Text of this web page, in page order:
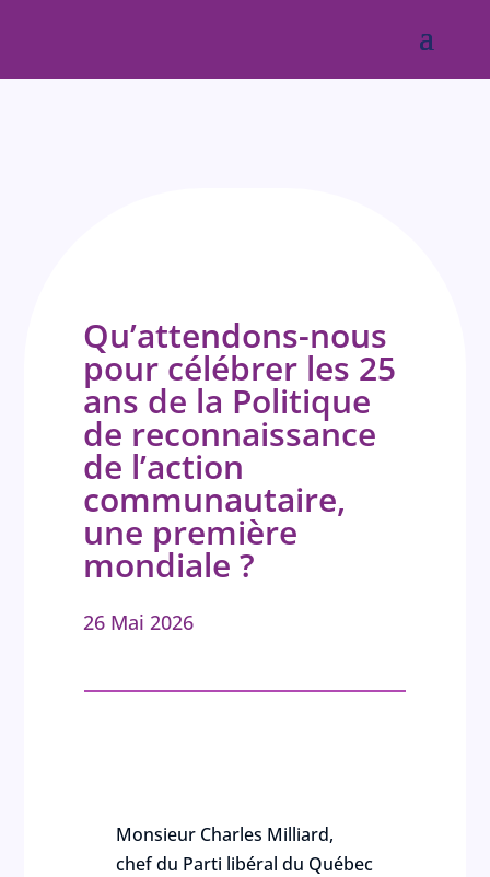
Qu’attendons-nous
pour célébrer les 25
ans de la Politique
de reconnaissance
de l’action
communautaire,
une première
mondiale ?
26 Mai 2026
Monsieur Charles Milliard,
chef du Parti libéral du Québec